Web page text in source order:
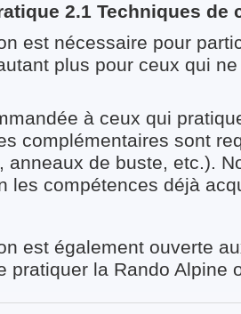
2.1 Techniques de
est nécessaire pour
plus pour ceux qui
à ceux qui
complémentaires sont
anneaux de buste, etc.).
les compétences déjà
est également ouverte
pratiquer la Rando Alpine